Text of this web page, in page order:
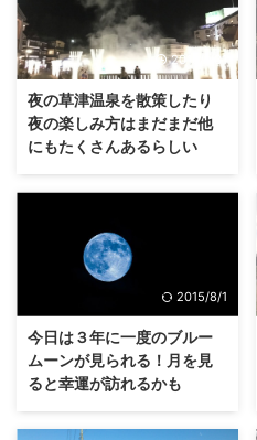
2016/1/31
夜の草津温泉を散策したり
夜の楽しみ方はまだまだ他
にもたくさんあるらしい
2015/8/1
今日は３年に一度のブルー
ムーンが見られる！月を見
ると幸運が訪れるかも